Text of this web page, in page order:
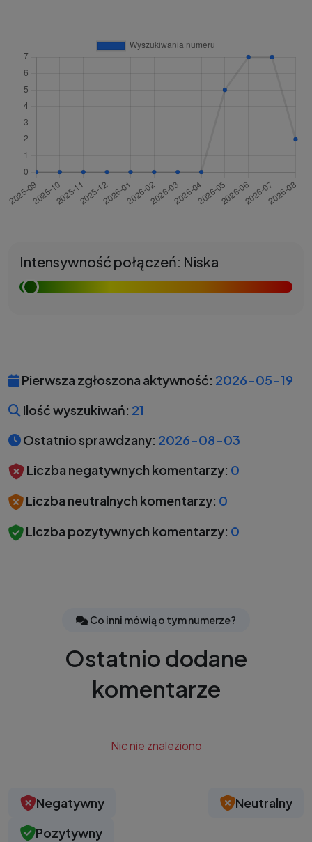
Intensywność połączeń: Niska
Pierwsza zgłoszona aktywność: 2026-05-19
Ilość wyszukiwań: 21
Ostatnio sprawdzany: 2026-08-03
Liczba negatywnych komentarzy: 0
Liczba neutralnych komentarzy: 0
Liczba pozytywnych komentarzy: 0
Co inni mówią o tym numerze?
Ostatnio dodane
komentarze
Nic nie znaleziono
Negatywny
Neutralny
Pozytywny